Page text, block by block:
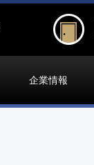
企業情報